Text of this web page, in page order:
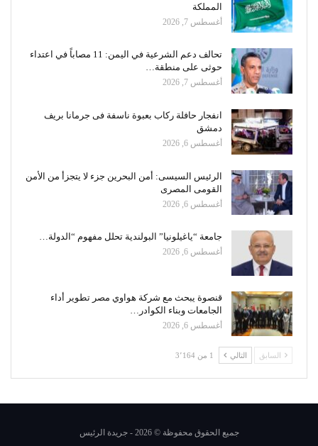
المملكة
أغسطس 7, 2026
تحالف دعم الشرعية في اليمن: 11 مصاباً في اعتداء
حوثى على منطقة…
أغسطس 7, 2026
انفجار حافلة ركاب بعبوة ناسفة فى جرمانا بريف
دمشق
أغسطس 6, 2026
الرئيس السيسى: أمن البحرين جزء لا يتجزأ من الأمن
القومى المصرى
أغسطس 6, 2026
جامعة “ياغيلونيا” البولندية تحلل مفهوم “الدولة…
أغسطس 6, 2026
قنصوة يبحث مع شركة هواوي مصر تطوير أداء
الجامعات وبناء الكوادر…
أغسطس 6, 2026
السابق التالي 1 من 3٬164
جميع الحقوق محفوظة © 2026 - جريدة الرئيس